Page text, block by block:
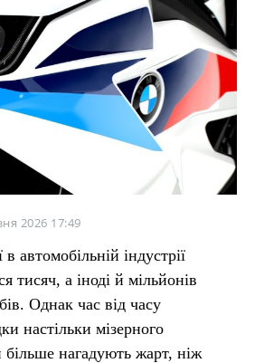
2026 17:49
автомобільній індустрії
тисяч, а іноді й мільйонів
Однак час від часу
настільки мізерного
нагадують жарт, ніж